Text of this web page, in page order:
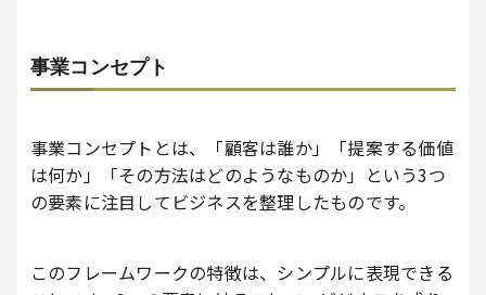
事業コンセプト
事業コンセプトとは、「顧客は誰か」「提案する価値
は何か」「その方法はどのようなものか」という3つ
の要素に注目してビジネスを整理したものです。
このフレームワークの特徴は、シンプルに表現できる